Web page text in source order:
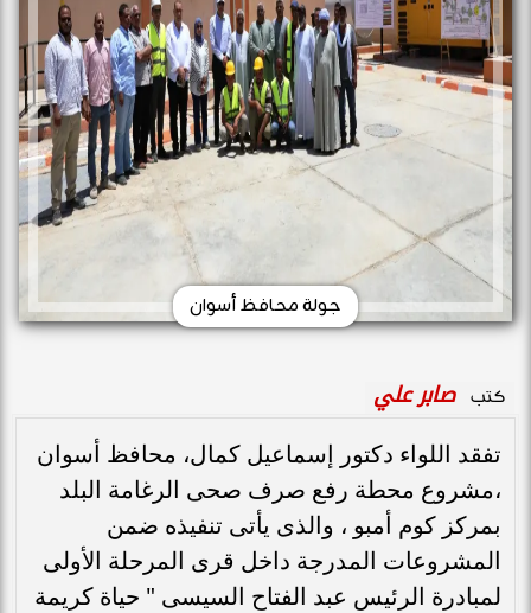
جولة محافظ أسوان
كتب صابر علي
تفقد اللواء دكتور إسماعيل كمال، محافظ أسوان
،مشروع محطة رفع صرف صحى الرغامة البلد
بمركز كوم أمبو ، والذى يأتى تنفيذه ضمن
المشروعات المدرجة داخل قرى المرحلة الأولى
لمبادرة الرئيس عبد الفتاح السيسى " حياة كريمة